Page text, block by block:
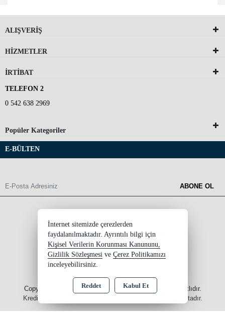
ALIŞVERİŞ
HİZMETLER
İRTİBAT
TELEFON 2
0 542 638 2969
Popüler Kategoriler
E-BÜLTEN
ABONE OL
Copyright 2026 ersinksupplement.com - Tüm hakları saklıdır.
Kredi kartı bilgileriniz 256bit SSL sertifikası ile korunmaktadır.
İnternet sitemizde çerezlerden
faydalanılmaktadır. Ayrıntılı bilgi için
Kişisel Verilerin Korunması Kanununu,
Gizlilik Sözleşmesi ve Çerez Politikamızı
inceleyebilirsiniz.
Reddet Kabul Et